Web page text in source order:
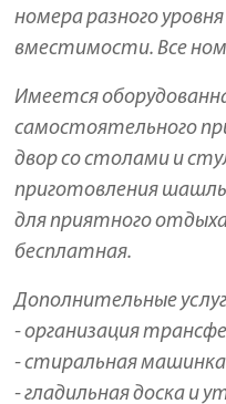
номера разного
вместимости. Все
Имеется
самостоятельного
двор со столами и
приготовления
для приятного
бесплатная.
Дополнительные
- организация
- стиральная
- гладильная доска и